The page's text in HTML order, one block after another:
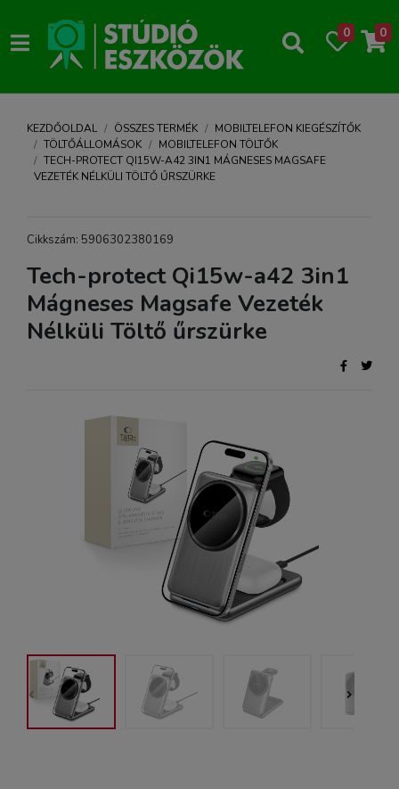
0 0
KEZDŐOLDAL ÖSSZES TERMÉK
MOBILTELEFON KIEGÉSZÍTŐK
TÖLTŐÁLLOMÁSOK
MOBILTELEFON TÖLTŐK
TECH-PROTECT QI15W-A42 3IN1 MÁGNESES MAGSAFE
VEZETÉK NÉLKÜLI TÖLTŐ ŰRSZÜRKE
Cikkszám: 5906302380169
Tech-protect Qi15w-a42 3in1
Mágneses Magsafe Vezeték
Nélküli Töltő űrszürke